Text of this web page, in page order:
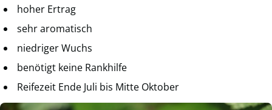
hoher Ertrag
sehr aromatisch
niedriger Wuchs
benötigt keine Rankhilfe
Reifezeit Ende Juli bis Mitte Oktober